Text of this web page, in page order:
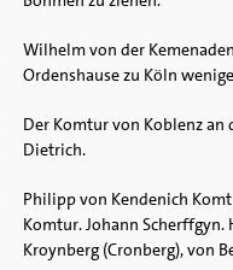
Wilhelm von der
Ordenshause zu Köln
Der Komtur von Koblenz
Dietrich.
Philipp von Kendenich
Komtur. Johann
Kroynberg (Cronberg), von